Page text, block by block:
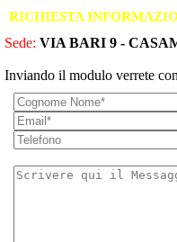
RICHIESTA
Sede: VIA BARI 9 -
Inviando il modulo verrete